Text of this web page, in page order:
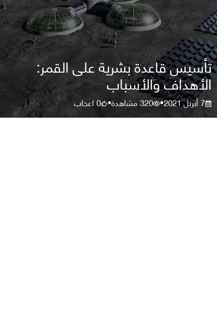
تأسيس قاعدة بشرية على القمر:
الأهداف والأسباب
7 أبريل 2021 •
320مشاهدة•
0اعجاب